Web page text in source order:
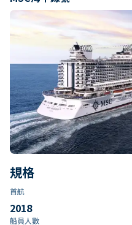
規格
首航
2018
船員人數